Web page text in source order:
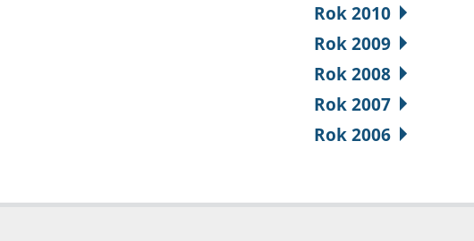
Rok 2010
Rok 2009
Rok 2008
Rok 2007
Rok 2006